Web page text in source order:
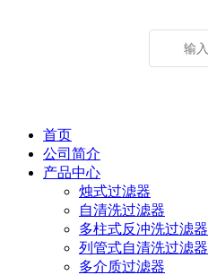
首页
公司简介
产品中心
烛式过滤器
自清洗过滤器
多柱式反冲洗过滤器
列管式自清洗过滤器
多介质过滤器